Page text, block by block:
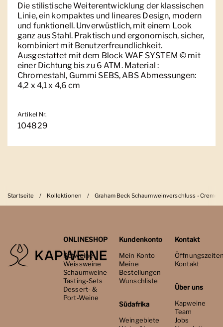
Die stilistische Weiterentwicklung der klassischen
Linie, ein kompaktes und lineares Design, modern
und funktionell. Unverwüstlich, mit einem Look
ganz aus Stahl. Praktisch und ergonomisch, sicher,
kombiniert mit Benutzerfreundlichkeit.
Ausgestattet mit dem Block WAF SYSTEM © mit
einer Dichtung bis zu 6 ATM. Material :
Chromestahl, Gummi SEBS, ABS Abmessungen:
4,2 x 4,1 x 4,6 cm
Artikel Nr.
104829
Startseite / Kollektionen / Graham Beck Schaumweinverschluss - Creme
ONLINESHOP
Rotweine
Weissweine
Schaumweine
Tasting-Sets
Dessert- &
Port-Weine
Kundenkonto
Mein Konto
Meine
Bestellungen
Wunschliste
Südafrika
Weingebiete
Kontakt
Kontakt
Über uns
Kapweine
Team
Jobs